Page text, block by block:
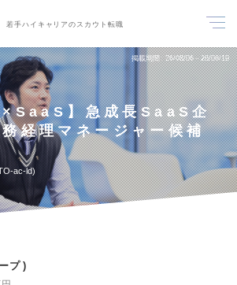
若手ハイキャリアのスカウト転職
掲載期間 26/08/06～26/08/19
×SaaS】急成長SaaS企
経理マネージャー候補
ac-ld
プ